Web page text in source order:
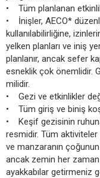
• Tüm planlanan
• İnişler, AECO*
kullanılabilirliğine,
yelken planları ve iniş
planlanır, ancak sefer
esneklik çok önemlidir.
milidir.
• Gezi ve etkinlikler
• Tüm giriş ve biniş
• Keşif gezisinin
resmidir. Tüm
ve manzaranın
ancak zemin her
ayakkabılar getirmeniz